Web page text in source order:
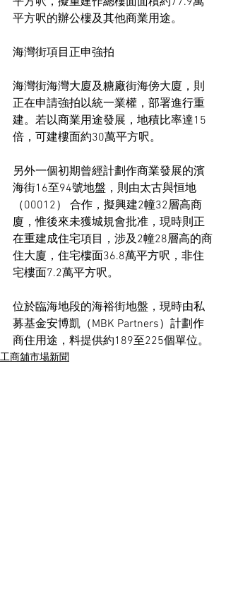
平方呎的辦公樓及其他商業用途。
海灣街項目正申強拍
海灣街海灣大廈及糖廠街海傍大廈，則
正在申請強拍以統一業權，部署進行重
建。若以商業用途發展，地積比率達15
倍，可建樓面約30萬平方呎。
另外一個初期曾經計劃作商業發展的濱
海街16至94號地盤，則由太古與恒地
（00012） 合作，擬興建2幢32層高商
廈，惟後來未獲城規會批准，現時則正
在重建成住宅項目，涉及2幢28層高的商
住大廈，住宅樓面36.8萬平方呎，非住
宅樓面7.2萬平方呎。
位於臨海地段的海裕街地盤，現時由私
募基金安博凱（MBK Partners）計劃作
商住用途，料提供約189至225個單位。
工商舖市場新聞